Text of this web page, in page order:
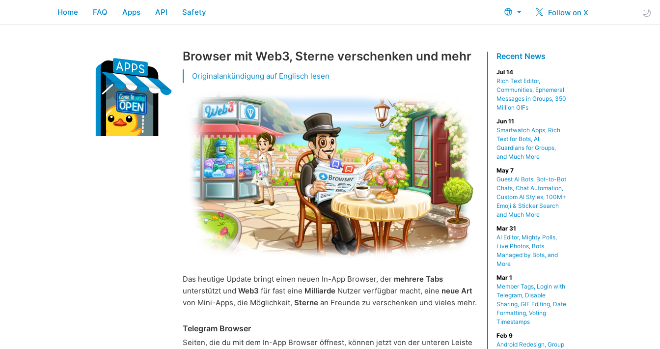
Follow on X
Home FAQ Apps API Safety
Recent News
Jul 14
Rich Text Editor,
Communities, Ephemeral
Messages in Groups, 350
Million GIFs
Jun 11
Smartwatch Apps, Rich
Text for Bots, AI
Guardians for Groups,
and Much More
May 7
Guest AI Bots, Bot-to-Bot
Chats, Chat Automation,
Custom AI Styles, 100M+
Emoji & Sticker Search
and Much More
Mar 31
AI Editor, Mighty Polls,
Live Photos, Bots
Managed by Bots, and
More
Mar 1
Member Tags, Login with
Telegram, Disable
Sharing, GIF Editing, Date
Formatting, Voting
Timestamps
Feb 9
Android Redesign, Group
Browser mit Web3, Sterne verschenken und mehr
Originalankündigung auf Englisch lesen
Das heutige Update bringt einen neuen In-App Browser, der mehrere Tabs
unterstützt und Web3 für fast eine Milliarde Nutzer verfügbar macht, eine neue Art
von Mini-Apps, die Möglichkeit, Sterne an Freunde zu verschenken und vieles mehr.
Telegram Browser
Seiten, die du mit dem In-App Browser öffnest, können jetzt von der unteren Leiste